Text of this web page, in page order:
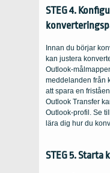
STEG 4.
Innan du börjar
kan justera
Outlook-
meddelanden från
att spara en
Outlook Transfer
Outlook-profil. Se
lära dig hur du
STEG 5.